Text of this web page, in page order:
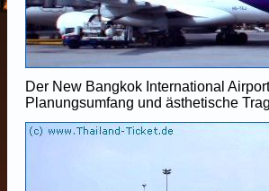
Der New Bangkok International
Planungsumfang und ästhetische